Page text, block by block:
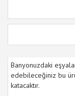
Banyonuzdaki
edebileceğiniz bu
katacaktır.